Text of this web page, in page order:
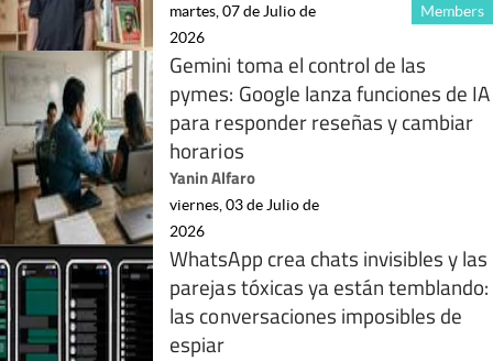
Members
martes, 07 de Julio de
2026
Gemini toma el control de las
pymes: Google lanza funciones de IA
para responder reseñas y cambiar
horarios
Yanin Alfaro
viernes, 03 de Julio de
2026
WhatsApp crea chats invisibles y las
parejas tóxicas ya están temblando:
las conversaciones imposibles de
espiar